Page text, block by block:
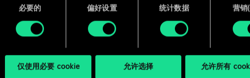
定"。
必要的 偏好设置 统计数据 营销
仅使用必要 cookie 允许选择 允许所有